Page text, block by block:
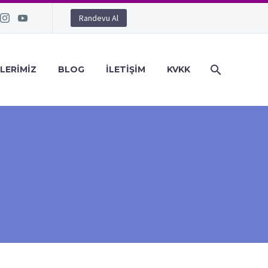
Randevu Al
BLOG İLETIŞIM KVKK